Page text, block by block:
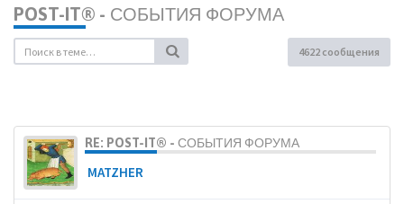
POST-IT® - СОБЫТИЯ ФОРУМА
4622 сообщения
RE: POST-IT® - СОБЫТИЯ ФОРУМА
MATZHER